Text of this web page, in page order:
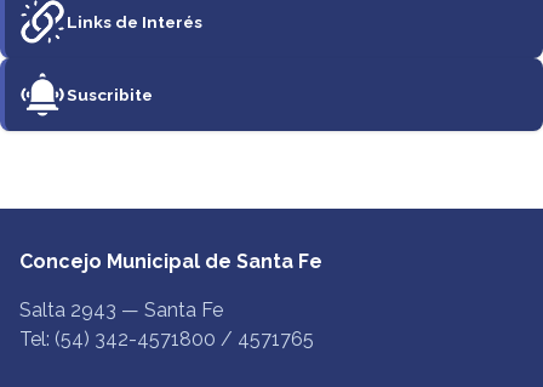
Links de Interés
Suscribite
Concejo Municipal de Santa Fe
Salta 2943 — Santa Fe
Tel: (54) 342-4571800 / 4571765